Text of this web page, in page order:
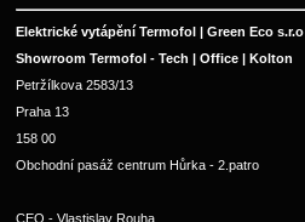
Elektrické vytápění Termofol | Green Eco s.r.o
Showroom Termofol - Tech | Office | Kolton
Petržílkova 2583/13
Praha 13
158 00
Obchodní pasáž centrum Hůrka - 2.patro
CEO - Vlastislav Rouha